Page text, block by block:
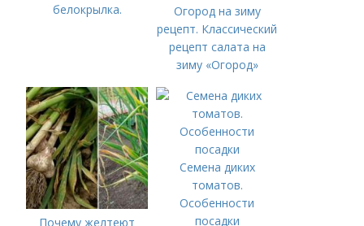
белокрылка.
Огород на зиму
рецепт. Классический
рецепт салата на
зиму «Огород»
Почему желтеют
Семена диких
томатов.
Особенности
посадки